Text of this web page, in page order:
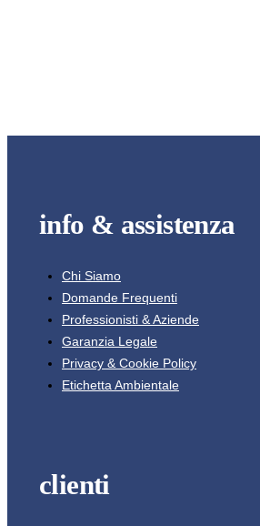
info & assistenza
Chi Siamo
Domande Frequenti
Professionisti & Aziende
Garanzia Legale
Privacy & Cookie Policy
Etichetta Ambientale
clienti